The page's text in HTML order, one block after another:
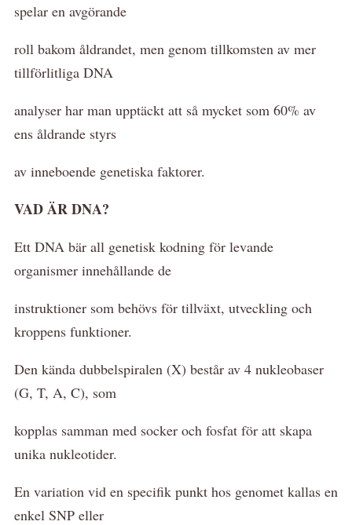
spelar en avgörande
roll bakom åldrandet, men genom tillkomsten av mer
tillförlitliga DNA
analyser har man upptäckt att så mycket som 60% av
ens åldrande styrs
av inneboende genetiska faktorer.
VAD ÄR DNA?
Ett DNA bär all genetisk kodning för levande
organismer innehållande de
instruktioner som behövs för tillväxt, utveckling och
kroppens funktioner.
Den kända dubbelspiralen (X) består av 4 nukleobaser
(G, T, A, C), som
kopplas samman med socker och fosfat för att skapa
unika nukleotider.
En variation vid en specifik punkt hos genomet kallas en
enkel SNP eller